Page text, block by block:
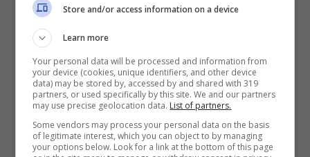
preseason hanno affrontato
Sunderland (3-0), Social
Football Academy (7-2),
Lugano (3-3), Biellese (6-
1), Varesina (3-3) e si sono
qualificati terzi al torneo
Store and/or access information on a device
Learn more
Your personal data will be processed and information from
your device (cookies, unique identifiers, and other device
data) may be stored by, accessed by and shared with 319
partners, or used specifically by this site. We and our partners
may use precise geolocation data. List of partners.
Some vendors may process your personal data on the basis
of legitimate interest, which you can object to by managing
your options below. Look for a link at the bottom of this page